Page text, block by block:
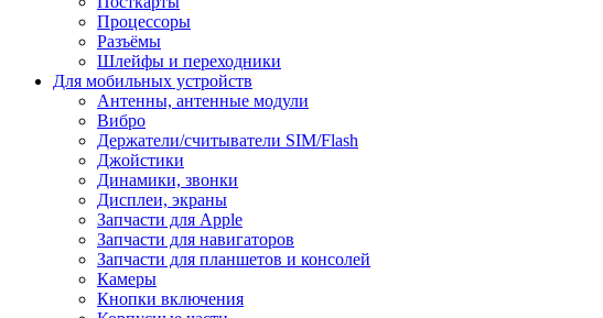
Процессоры
Разъёмы
Шлейфы и переходники
Для мобильных устройств
Антенны, антенные модули
Вибро
Держатели/считыватели SIM/Flash
Джойстики
Динамики, звонки
Дисплеи, экраны
Запчасти для Apple
Запчасти для навигаторов
Запчасти для планшетов и консолей
Камеры
Кнопки включения